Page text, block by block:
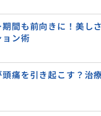
期間も前向きに！美し
ョン術
痛を引き起こす？治